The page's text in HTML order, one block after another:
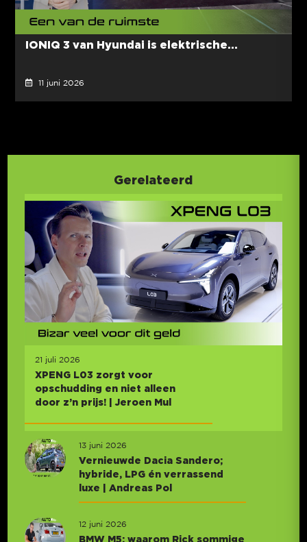
IONIQ 3 van Hyundai is elektrische...
11 juni 2026
Gerelateerd
21 juli 2026
XPENG L03 zorgt voor
opschudding en niet alleen
door z’n prijs! | Jeroen Mul
13 juni 2026
Vernieuwde Dacia Sandero;
hybride, LPG én verrassend
luxe | Andreas Pol
12 juni 2026
BMW M5: waarom Rick sommige